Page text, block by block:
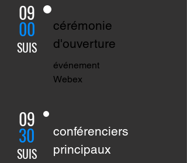
09
00
SUIS
cérémonie
d'ouverture
événement
Webex
09
30
SUIS
conférenciers
principaux